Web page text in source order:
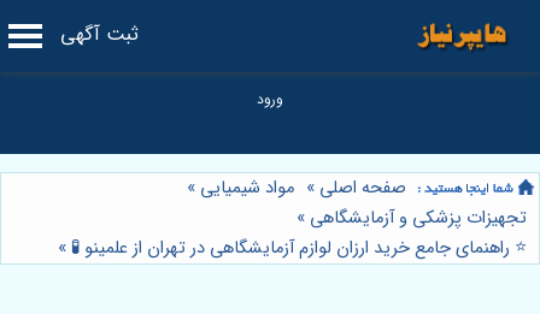
ثبت آگهی
صفحه اصلی » مواد شیمیایی »
تجهیزات پزشکی و آزمایشگاهی »
⭐️ راهنمای جامع خرید ارزان لوازم آزمایشگاهی در تهران از علمینو 🧪 »